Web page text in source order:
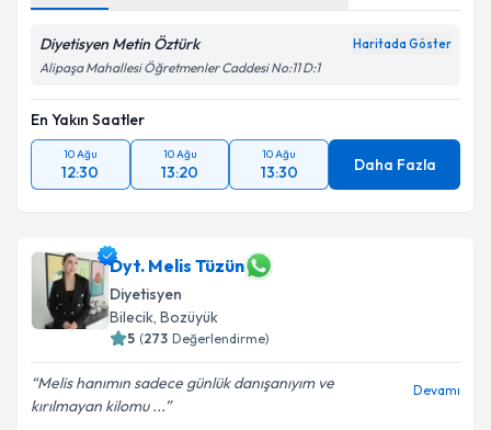
Diyetisyen Metin Öztürk Haritada Göster
Alipaşa Mahallesi Öğretmenler Caddesi No:11 D:1
En Yakın Saatler
10 Ağu
12:30
10 Ağu
13:20
10 Ağu
13:30 Daha Fazla
Dyt. Melis Tüzün
Diyetisyen
Bilecik, Bozüyük
5 (273 Değerlendirme)
Melis hanımın sadece günlük danışanıyım ve
kırılmayan kilomu ...
Devamı